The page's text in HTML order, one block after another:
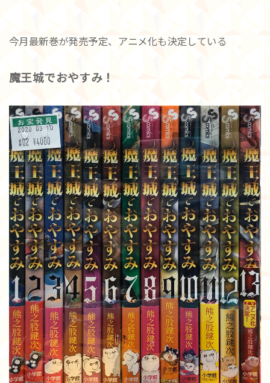
今月最新巻が発売予定、アニメ化も決定している
魔王城でおやすみ！